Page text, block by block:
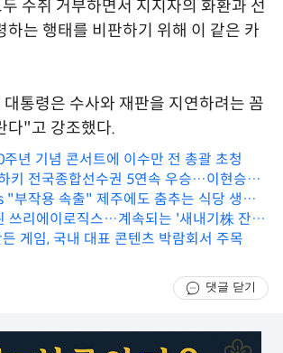
수취 거부하면서 지지자의 화환과 선
하는 행태를 비판하기 위해 이 같은 카
통령은 수사와 재판을 지연하려는 꼼
다"고 강조했다.
년 기념 콘서트에 이수만 전 총괄 초청
키 전국종합선수권 5연속 우승…이현승
"부작용 속출" 제주에도 춤추는 식당 생길
쓰리에이로직스…계속되는 '새내기株 잔혹
게임, 국내 대표 콘텐츠 박람회서 주목
댓글 닫기